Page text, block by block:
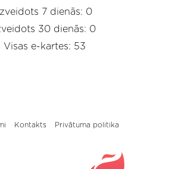
Izveidots 7 dienās: 0
30 dienās: 0
Visas e-kartes: 53
Kontakts Privātuma politika